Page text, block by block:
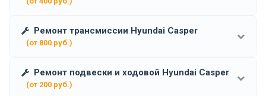
Ремонт трансмиссии Hyundai Casper
(от 800 руб.)
Ремонт подвески и ходовой Hyundai Casper
(от 200 руб.)